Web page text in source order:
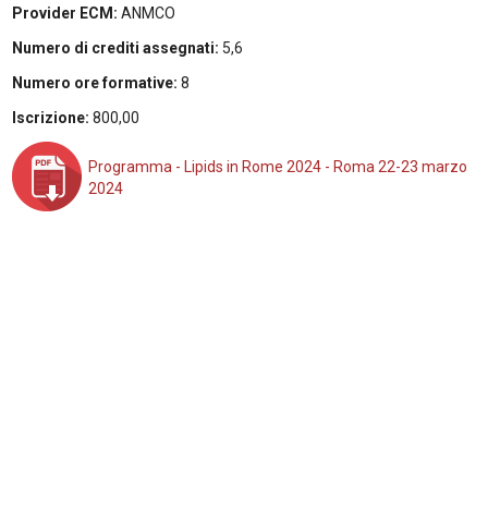
Provider ECM: ANMCO
Numero di crediti assegnati: 5,6
Numero ore formative: 8
Iscrizione: 800,00
Programma - Lipids in Rome 2024 - Roma 22-23 marzo
2024